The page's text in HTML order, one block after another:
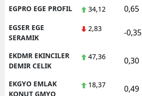
EGPRO EGE PROFIL 34,12 0,65
EGSER EGE
SERAMIK
2,83 -0,35
EKDMR EKINCILER
DEMIR CELIK
47,36 0,30
EKGYO EMLAK
KONUT GMYO
18,37 0,49